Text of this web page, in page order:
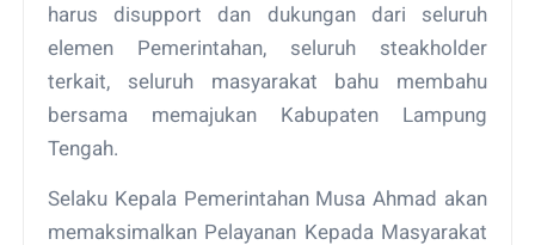
harus disupport dan dukungan dari seluruh
elemen Pemerintahan, seluruh steakholder
terkait, seluruh masyarakat bahu membahu
bersama memajukan Kabupaten Lampung
Tengah.
Selaku Kepala Pemerintahan Musa Ahmad akan
memaksimalkan Pelayanan Kepada Masyarakat